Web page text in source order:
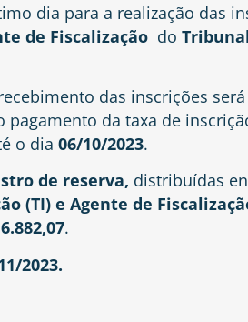
dia para a realização das
de Fiscalização do
das inscrições
pagamento da taxa de
o dia 06/10/2023.
de reserva, distribuídas
(TI) e Agente de
.
2023.